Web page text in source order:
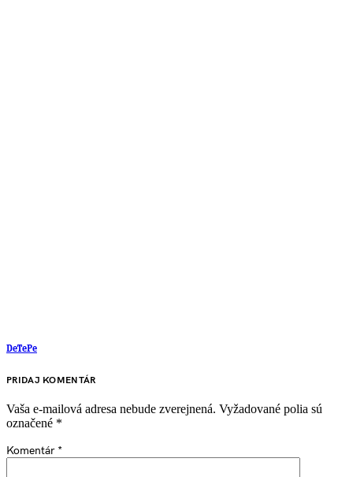
DeTePe
PRIDAJ KOMENTÁR
Vaša e-mailová adresa nebude zverejnená. Vyžadované polia sú
označené *
Komentár *